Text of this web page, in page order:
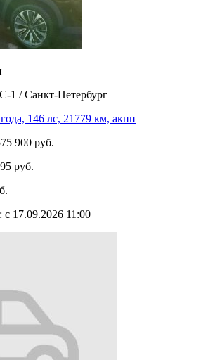
1 / Санкт-Петербург
146 лс, 21779 км, акпп
900 руб.
руб.
с 17.09.2026 11:00